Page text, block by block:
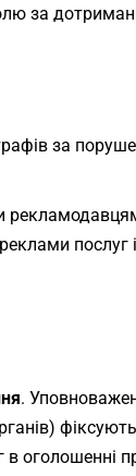
за
за
.
в оголошенні